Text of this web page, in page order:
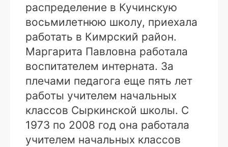
распределение в Кучинскую
восьмилетнюю школу, приехала
работать в Кимрский район.
Маргарита Павловна работала
воспитателем интерната. За
плечами педагога еще пять лет
работы учителем начальных
классов Сыркинской школы. С
1973 по 2008 год она работала
учителем начальных классов